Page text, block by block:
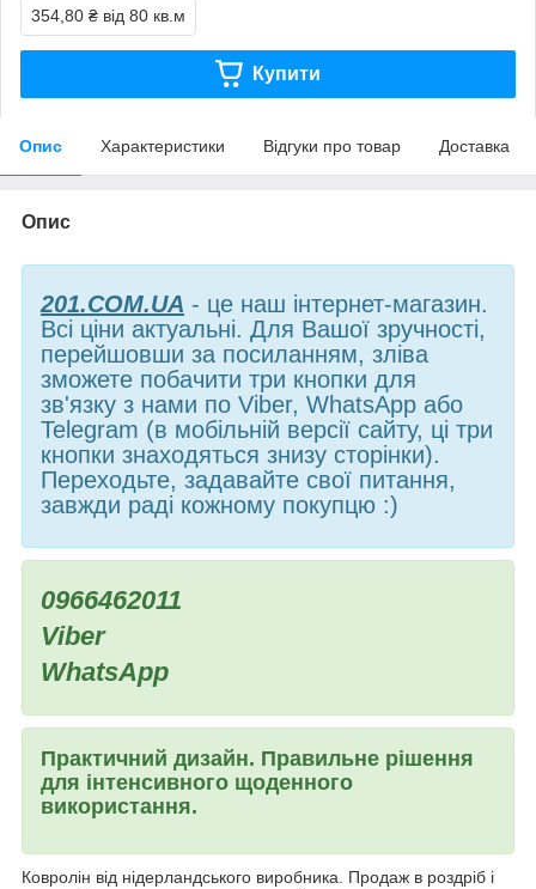
354,80 ₴ від 80 кв.м
Купити
Опис Характеристики Відгуки про товар Доставка
Опис
201.COM.UA - це наш інтернет-магазин.
Всі ціни актуальні. Для Вашої зручності,
перейшовши за посиланням, зліва
зможете побачити три кнопки для
зв'язку з нами по Viber, WhatsApp або
Telegram (в мобільній версії сайту, ці три
кнопки знаходяться знизу сторінки).
Переходьте, задавайте свої питання,
завжди раді кожному покупцю :)
0966462011
Viber
WhatsApp
Практичний дизайн. Правильне рішення
для інтенсивного щоденного
використання.
Ковролін від нідерландського виробника. Продаж в роздріб і